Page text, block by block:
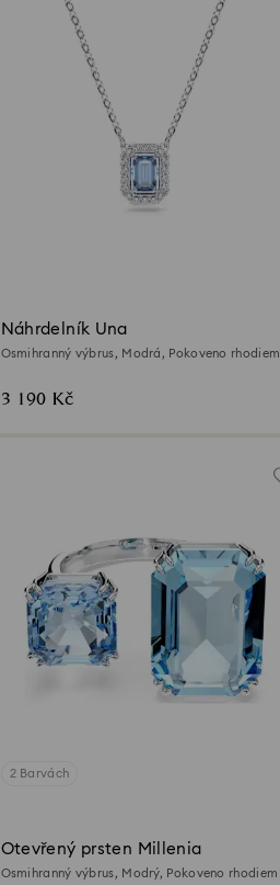
Náhrdelník Una
Osmihranný výbrus, Modrá, Pokoveno rhodiem
3 190 Kč
2 Barvách
Otevřený prsten Millenia
Osmihranný výbrus, Modrý, Pokoveno rhodiem